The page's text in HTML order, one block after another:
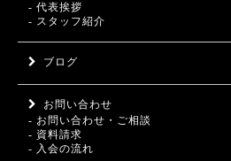
- 代表挨拶
- スタッフ紹介
ブログ
お問い合わせ
- お問い合わせ・ご相談
- 資料請求
- 入会の流れ